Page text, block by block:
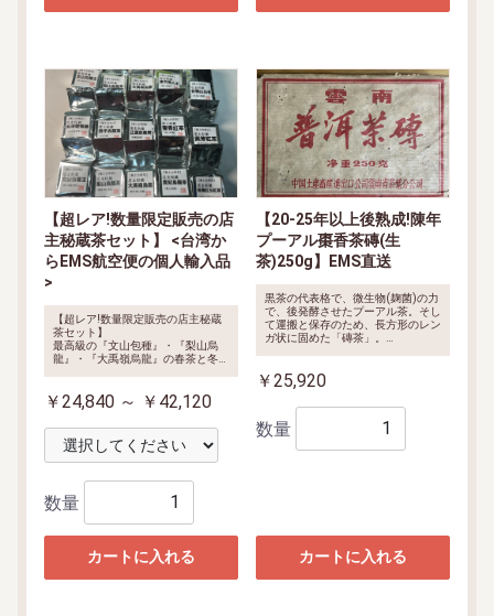
【超レア!数量限定販売の店
主秘蔵茶セット】 <台湾か
らEMS航空便の個人輸入品
>
【超レア!数量限定販売の店主秘蔵
茶セット】
最高級の『文山包種』・『梨山烏
龍』・『大禹嶺烏龍』の春茶と冬
湾山茶の『白茶』と『紫芽山茶』の
紅茶、「職人こだわりの極上茶」の
『貴妃烏龍』・『佛手』・『正叢鉄
観音』など。
長期契約農園で生産され、職人のこ
だわり店主秘蔵茶を<数量限定>で
提供します。特典:「店主の評茶ノ
￥24,840 ～ ￥42,120
数量
カートに入れる
【20-25年以上後熟成!陳年
プーアル棗香茶磚(生
茶)250g】EMS直送
黒茶の代表格で、微生物(麹菌)の力
で、後発酵させたプーアル茶。そし
て運搬と保存のため、長方形のレン
ガ状に固めた「磚茶」。
ではなく、20-25年間という長時間
で自然後熟された「生茶」のもので
思議な棗のような香りになっていま
￥25,920
数量
カートに入れる